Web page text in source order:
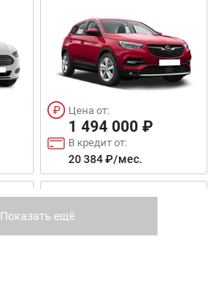
Цена от:
1 494 000 ₽
В кредит от:
20 384 ₽/мес.
SUZUKI SX4
Показать ещё